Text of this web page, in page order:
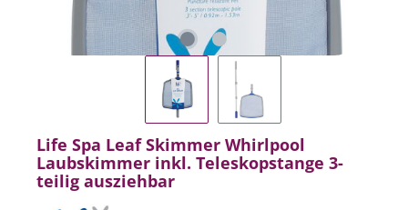
Life Spa Leaf Skimmer Whirlpool
Laubskimmer inkl. Teleskopstange 3-
teilig ausziehbar